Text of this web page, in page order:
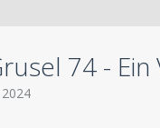
74 - Ein